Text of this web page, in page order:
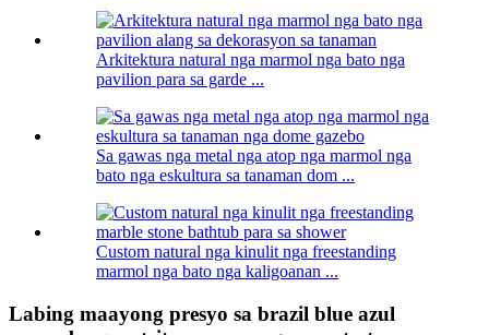
Arkitektura natural nga marmol nga bato nga
pavilion para sa garde ...
Sa gawas nga metal nga atop nga marmol nga
bato nga eskultura sa tanaman dom ...
Custom natural nga kinulit nga freestanding
marmol nga bato nga kaligoanan ...
Labing maayong presyo sa brazil blue azul